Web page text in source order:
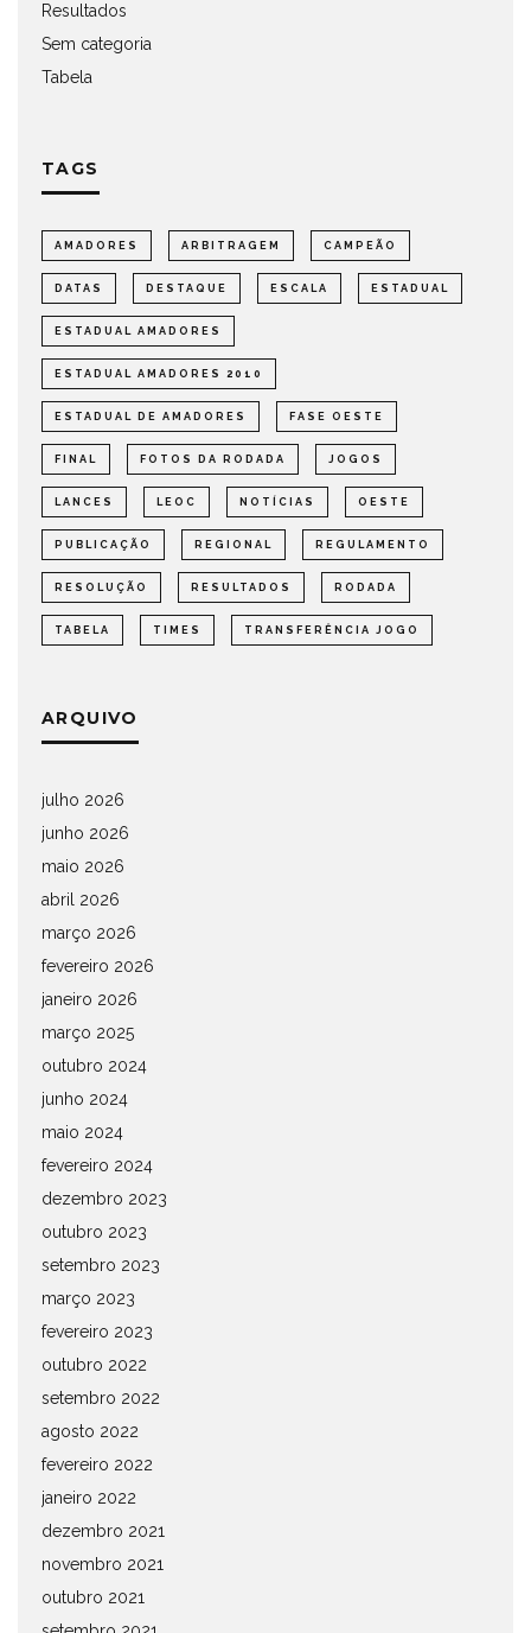
Resultados
Sem categoria
Tabela
TAGS
AMADORES ARBITRAGEM CAMPEÃO
DATAS DESTAQUE ESCALA ESTADUAL
ESTADUAL AMADORES
ESTADUAL AMADORES 2010
ESTADUAL DE AMADORES FASE OESTE
FINAL FOTOS DA RODADA JOGOS
LANCES LEOC NOTÍCIAS OESTE
PUBLICAÇÃO REGIONAL REGULAMENTO
RESOLUÇÃO RESULTADOS RODADA
TABELA TIMES TRANSFERÊNCIA JOGO
ARQUIVO
julho 2026
junho 2026
maio 2026
abril 2026
março 2026
fevereiro 2026
janeiro 2026
março 2025
outubro 2024
junho 2024
maio 2024
fevereiro 2024
dezembro 2023
outubro 2023
setembro 2023
março 2023
fevereiro 2023
outubro 2022
setembro 2022
agosto 2022
fevereiro 2022
janeiro 2022
dezembro 2021
novembro 2021
outubro 2021